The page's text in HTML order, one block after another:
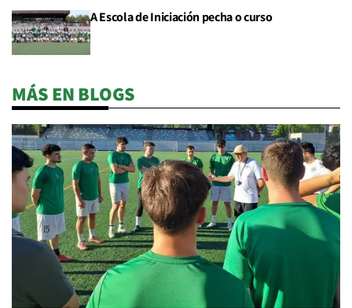
A Escola de Iniciación pecha o curso
MÁS EN BLOGS